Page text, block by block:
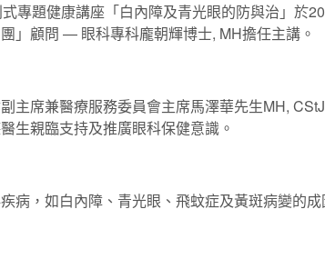
專題健康講座「白內障及青光眼的防與治」於
」顧問 — 眼科專科龐朝輝博士, MH擔任主講。
主席兼醫療服務委員會主席馬澤華先生MH,
生親臨支持及推廣眼科保健意識。
病，如白內障、青光眼、飛蚊症及黃斑病變的